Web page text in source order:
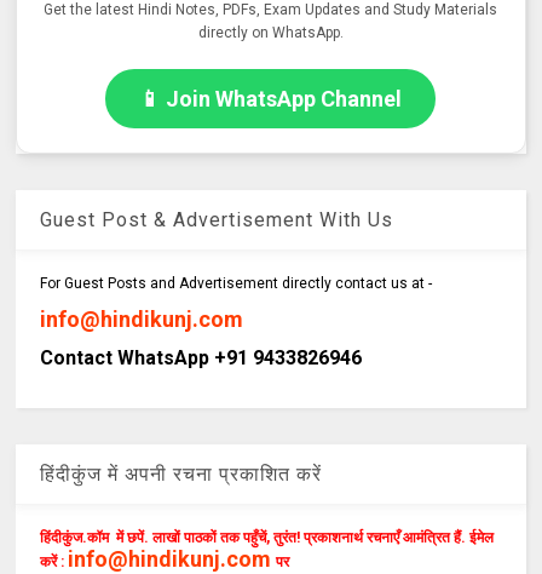
Get the latest Hindi Notes, PDFs, Exam Updates and Study Materials
directly on WhatsApp.
📱 Join WhatsApp Channel
Guest Post & Advertisement With Us
For Guest Posts and Advertisement directly contact us at -
info@hindikunj.com
Contact WhatsApp +91 9433826946
हिंदीकुंज में अपनी रचना प्रकाशित करें
हिंदीकुंज.कॉम में छपें. लाखों पाठकों तक पहुँचें, तुरंत! प्रकाशनार्थ रचनाएँ आमंत्रित हैं. ईमेल
करें : info@hindikunj.com पर